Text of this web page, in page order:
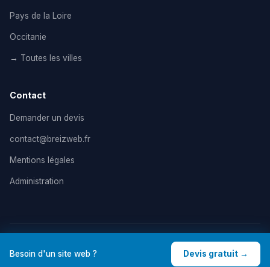
Besoin d'un site web ? Devis gratuit →
Pays de la Loire
Occitanie
→ Toutes les villes
Contact
Demander un devis
contact@breizweb.fr
Mentions légales
Administration
© 2026 BreizWeb — Agence de création de site internet en
France. Tous droits réservés. |
Mentions légales